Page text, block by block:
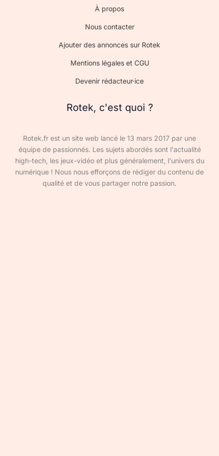
À propos
Nous contacter
Ajouter des annonces sur Rotek
Mentions légales et CGU
Devenir rédacteur·ice
Rotek, c'est quoi ?
Rotek.fr est un site web lancé le 13 mars 2017 par une
équipe de passionnés. Les sujets abordés sont l'actualité
high-tech, les jeux-vidéo et plus généralement, l'univers du
numérique ! Nous nous efforçons de rédiger du contenu de
qualité et de vous partager notre passion.